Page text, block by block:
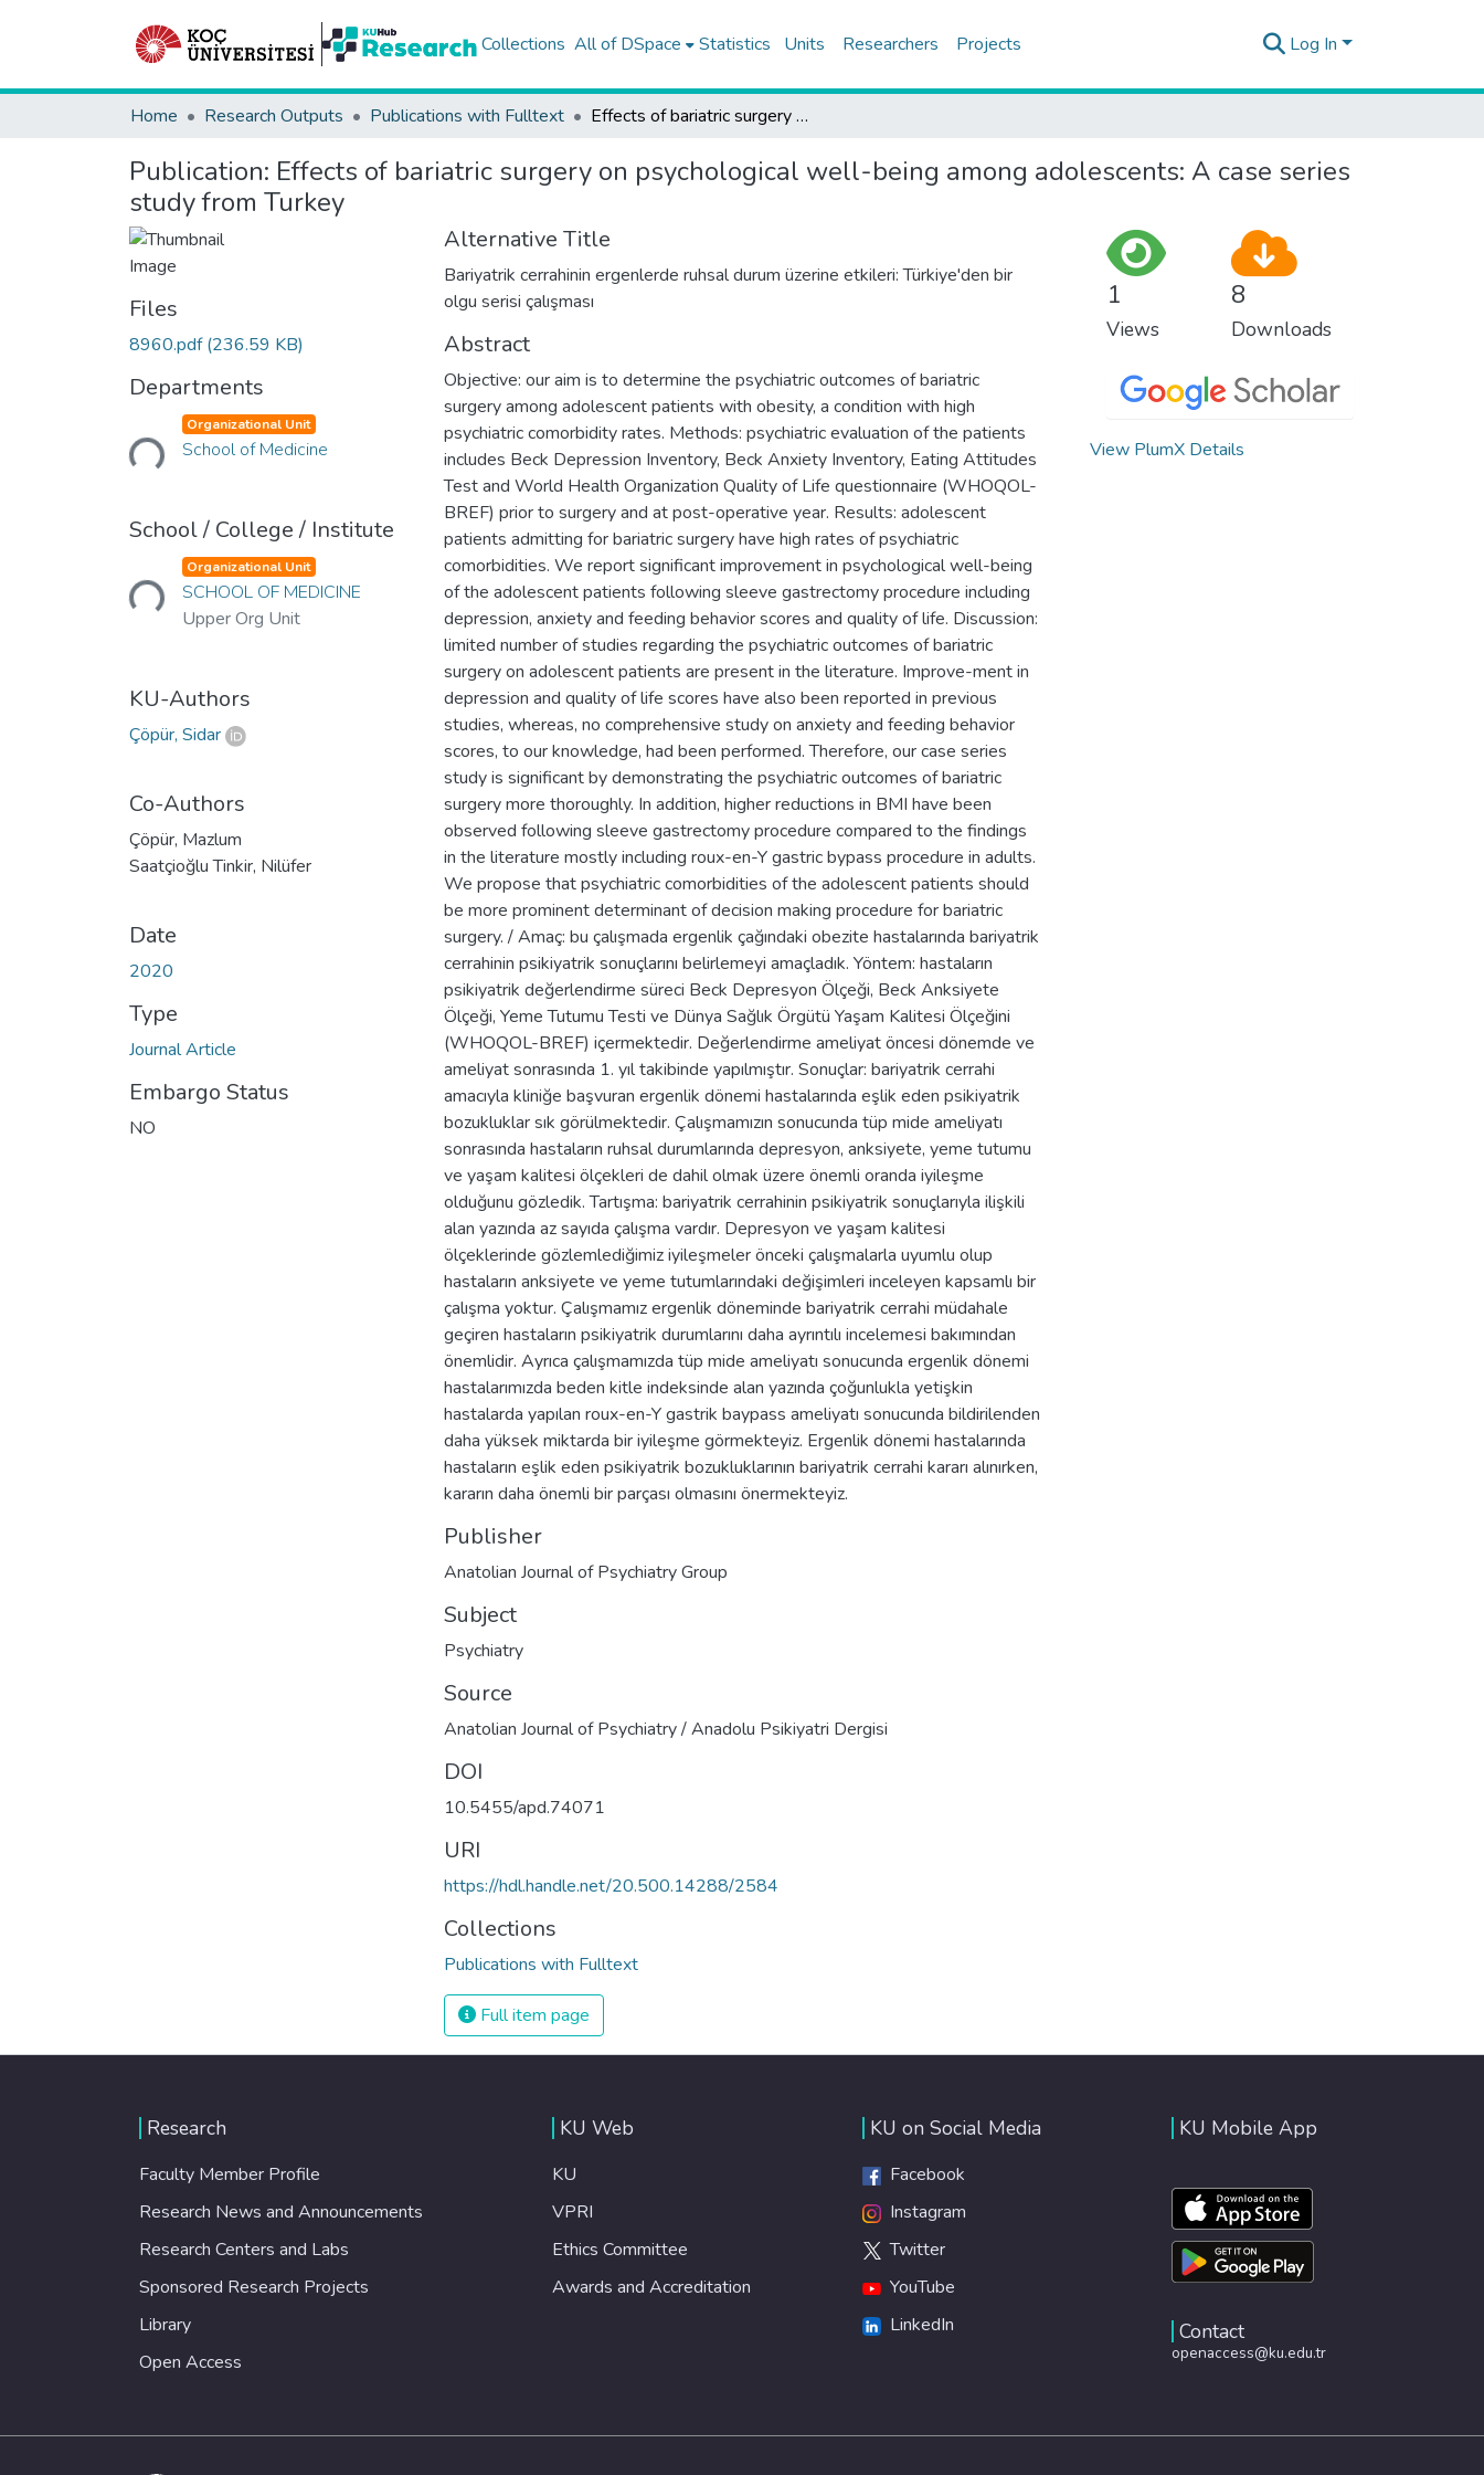
Collections All of DSpace Statistics Units Researchers Projects Log In
Home Research Outputs Publications with Fulltext Effects of bariatric surgery on psychological well-being among adolescents: A case series study from Turkey
Publication: Effects of bariatric surgery on psychological well-being among adolescents: A case series
study from Turkey
Files
8960.pdf(236.59 KB)
Departments
Loading...Organizational Unit
School of Medicine
School / College / Institute
Loading...Organizational Unit
SCHOOL OF MEDICINE
Upper Org Unit
KU-Authors
Çöpür, Sidar
Co-Authors
Çöpür, Mazlum
Saatçioğlu Tinkir, Nilüfer
Date
2020
Type
Journal Article
Embargo Status
NO
Alternative Title
Bariyatrik cerrahinin ergenlerde ruhsal durum üzerine etkileri: Türkiye'den bir
olgu serisi çalışması
Abstract
Objective: our aim is to determine the psychiatric outcomes of bariatric
surgery among adolescent patients with obesity, a condition with high
psychiatric comorbidity rates. Methods: psychiatric evaluation of the patients
includes Beck Depression Inventory, Beck Anxiety Inventory, Eating Attitudes
Test and World Health Organization Quality of Life questionnaire (WHOQOL-
BREF) prior to surgery and at post-operative year. Results: adolescent
patients admitting for bariatric surgery have high rates of psychiatric
comorbidities. We report significant improvement in psychological well-being
of the adolescent patients following sleeve gastrectomy procedure including
depression, anxiety and feeding behavior scores and quality of life. Discussion:
limited number of studies regarding the psychiatric outcomes of bariatric
surgery on adolescent patients are present in the literature. Improve-ment in
depression and quality of life scores have also been reported in previous
studies, whereas, no comprehensive study on anxiety and feeding behavior
scores, to our knowledge, had been performed. Therefore, our case series
study is significant by demonstrating the psychiatric outcomes of bariatric
surgery more thoroughly. In addition, higher reductions in BMI have been
observed following sleeve gastrectomy procedure compared to the findings
in the literature mostly including roux-en-Y gastric bypass procedure in adults.
We propose that psychiatric comorbidities of the adolescent patients should
be more prominent determinant of decision making procedure for bariatric
surgery. / Amaç: bu çalışmada ergenlik çağındaki obezite hastalarında bariyatrik
cerrahinin psikiyatrik sonuçlarını belirlemeyi amaçladık. Yöntem: hastaların
psikiyatrik değerlendirme süreci Beck Depresyon Ölçeği, Beck Anksiyete
Ölçeği, Yeme Tutumu Testi ve Dünya Sağlık Örgütü Yaşam Kalitesi Ölçeğini
(WHOQOL-BREF) içermektedir. Değerlendirme ameliyat öncesi dönemde ve
ameliyat sonrasında 1. yıl takibinde yapılmıştır. Sonuçlar: bariyatrik cerrahi
amacıyla kliniğe başvuran ergenlik dönemi hastalarında eşlik eden psikiyatrik
bozukluklar sık görülmektedir. Çalışmamızın sonucunda tüp mide ameliyatı
sonrasında hastaların ruhsal durumlarında depresyon, anksiyete, yeme tutumu
ve yaşam kalitesi ölçekleri de dahil olmak üzere önemli oranda iyileşme
olduğunu gözledik. Tartışma: bariyatrik cerrahinin psikiyatrik sonuçlarıyla ilişkili
alan yazında az sayıda çalışma vardır. Depresyon ve yaşam kalitesi
ölçeklerinde gözlemlediğimiz iyileşmeler önceki çalışmalarla uyumlu olup
hastaların anksiyete ve yeme tutumlarındaki değişimleri inceleyen kapsamlı bir
çalışma yoktur. Çalışmamız ergenlik döneminde bariyatrik cerrahi müdahale
geçiren hastaların psikiyatrik durumlarını daha ayrıntılı incelemesi bakımından
önemlidir. Ayrıca çalışmamızda tüp mide ameliyatı sonucunda ergenlik dönemi
hastalarımızda beden kitle indeksinde alan yazında çoğunlukla yetişkin
hastalarda yapılan roux-en-Y gastrik baypass ameliyatı sonucunda bildirilenden
daha yüksek miktarda bir iyileşme görmekteyiz. Ergenlik dönemi hastalarında
hastaların eşlik eden psikiyatrik bozukluklarının bariyatrik cerrahi kararı alınırken,
kararın daha önemli bir parçası olmasını önermekteyiz.
Publisher
Anatolian Journal of Psychiatry Group
Subject
Psychiatry
Source
Anatolian Journal of Psychiatry / Anadolu Psikiyatri Dergisi
DOI
10.5455/apd.74071
URI
https://hdl.handle.net/20.500.14288/2584
Collections
Publications with Fulltext
Full item page
1
Views
8
Downloads
View PlumX Details
Research
Faculty Member Profile
Research News and Announcements
Research Centers and Labs
Sponsored Research Projects
Library
Open Access
KU Web
KU
VPRI
Ethics Committee
Awards and Accreditation
KU on Social Media
Facebook
Instagram
Twitter
YouTube
LinkedIn
KU Mobile App
Contact
openaccess@ku.edu.tr